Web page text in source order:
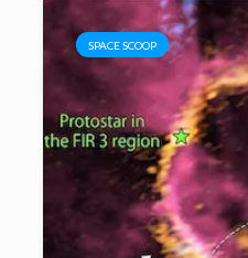
SPACE SCOOP